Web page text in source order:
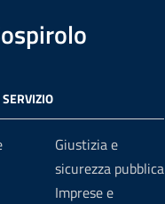
Giustizia e
sicurezza pubblica
Imprese e